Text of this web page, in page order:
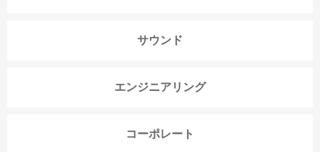
サウンド
エンジニアリング
コーポレート